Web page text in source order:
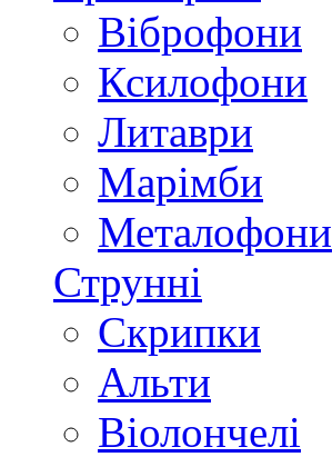
Віброфони
Ксилофони
Литаври
Марімби
Металофони
Струнні
Скрипки
Альти
Віолончелі